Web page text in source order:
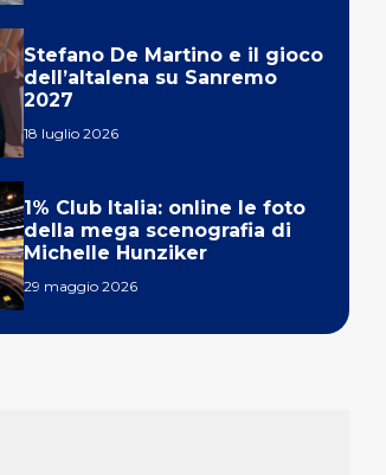
Stefano De Martino e il gioco
dell’altalena su Sanremo
2027
18 luglio 2026
1% Club Italia: online le foto
della mega scenografia di
Michelle Hunziker
29 maggio 2026